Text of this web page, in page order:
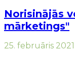
Norisinājās
mārketings"
25. februāris 2021